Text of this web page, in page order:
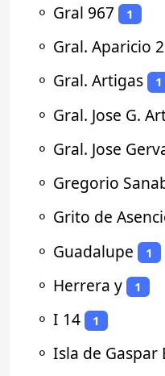
⚬ Gral 967 1
⚬ Gral. Aparicio
⚬ Gral. Artigas 1
⚬ Gral. Jose G.
⚬ Gral. Jose
⚬ Gregorio
⚬ Grito de
⚬ Guadalupe 1
⚬ Herrera y 1
⚬ I 14 1
⚬ Isla de Gaspar